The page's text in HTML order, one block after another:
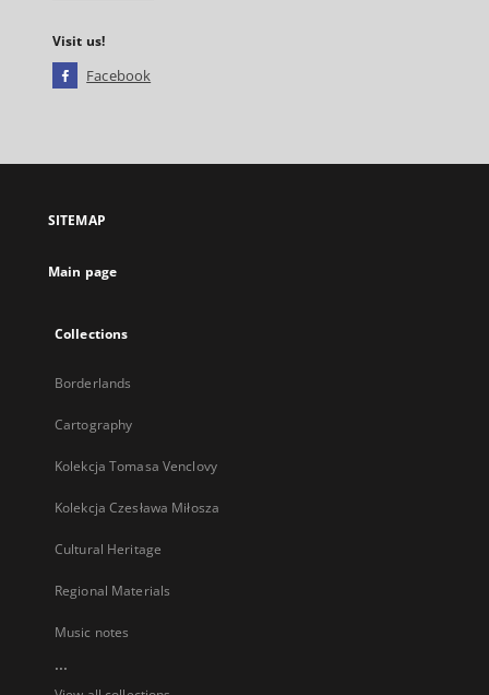
Visit us!
Facebook
open
new
SITEMAP
Main page
Collections
Borderlands
Cartography
Kolekcja Tomasa Venclovy
Kolekcja Czesława Miłosza
Cultural Heritage
Regional Materials
Music notes
...